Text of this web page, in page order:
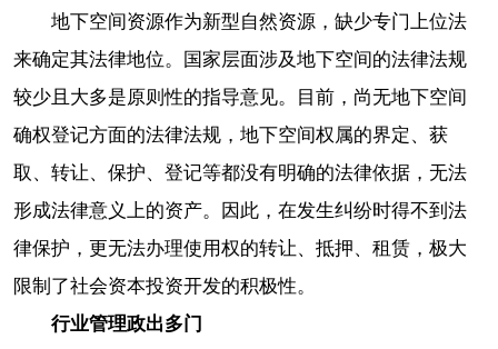
地下空间资源作为新型自然资源，缺少专门上位法
来确定其法律地位。国家层面涉及地下空间的法律法规
较少且大多是原则性的指导意见。目前，尚无地下空间
确权登记方面的法律法规，地下空间权属的界定、获
取、转让、保护、登记等都没有明确的法律依据，无法
形成法律意义上的资产。因此，在发生纠纷时得不到法
律保护，更无法办理使用权的转让、抵押、租赁，极大
限制了社会资本投资开发的积极性。
行业管理政出多门